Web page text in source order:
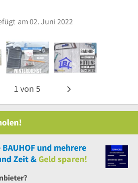
am 02. Juni 2022
am 02. Juni 2022
1 von 5
und mehrere
Zeit &Geld sparen!